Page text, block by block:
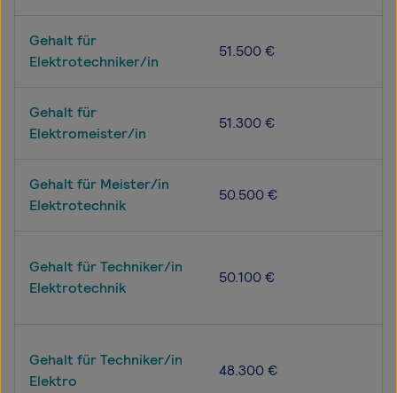
Gehalt für
Elektrotechniker/in
51.500 €
Gehalt für
Elektromeister/in
51.300 €
Gehalt für Meister/in
Elektrotechnik
50.500 €
Gehalt für Techniker/in
Elektrotechnik
50.100 €
Gehalt für Techniker/in
Elektro
48.300 €